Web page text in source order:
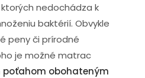
nedochádza k
baktérií. Obvykle
peny či prírodné
je možné matrac
poťahom obohateným